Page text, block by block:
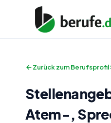
Zurück zum Berufsprofil
Atem-,